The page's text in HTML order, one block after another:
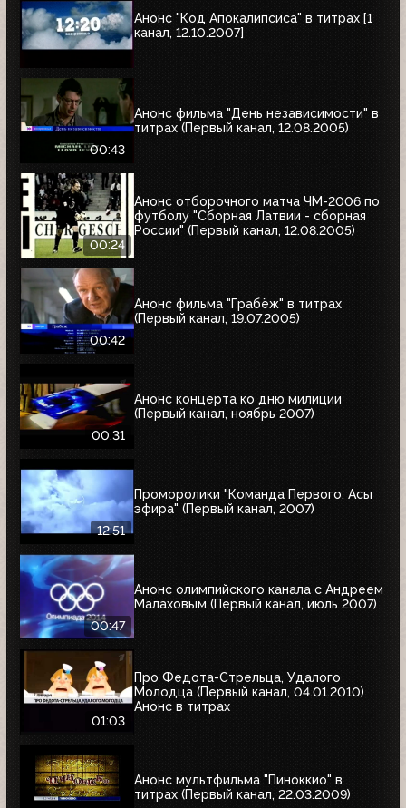
Анонс "Код Апокалипсиса" в титрах [1
канал, 12.10.2007]
00:43
Анонс фильма "День независимости" в
титрах (Первый канал, 12.08.2005)
00:24
Анонс отборочного матча ЧМ-2006 по
футболу "Сборная Латвии - сборная
России" (Первый канал, 12.08.2005)
00:42
Анонс фильма "Грабёж" в титрах
(Первый канал, 19.07.2005)
00:31
Анонс концерта ко дню милиции
(Первый канал, ноябрь 2007)
12:51
Проморолики "Команда Первого. Асы
эфира" (Первый канал, 2007)
00:47
Анонс олимпийского канала с Андреем
Малаховым (Первый канал, июль 2007)
01:03
Про Федота-Стрельца, Удалого
Молодца (Первый канал, 04.01.2010)
Анонс в титрах
Анонс мультфильма "Пиноккио" в
титрах (Первый канал, 22.03.2009)